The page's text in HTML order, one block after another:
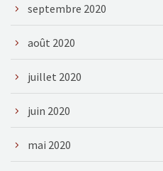
septembre 2020
août 2020
juillet 2020
juin 2020
mai 2020